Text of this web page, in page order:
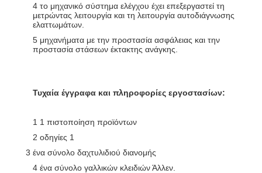
4 το μηχανικό σύστημα ελέγχου έχει επεξεργαστεί τη
μετρώντας λειτουργία και τη λειτουργία αυτοδιάγνωσης
ελαττωμάτων.
5 μηχανήματα με την προστασία ασφάλειας και την
προστασία στάσεων έκτακτης ανάγκης.
Τυχαία έγγραφα και πληροφορίες εργοστασίων:
1 1 πιστοποίηση προϊόντων
2 οδηγίες 1
3 ένα σύνολο δαχτυλιδιού διανομής
4 ένα σύνολο γαλλικών κλειδιών Άλλεν.